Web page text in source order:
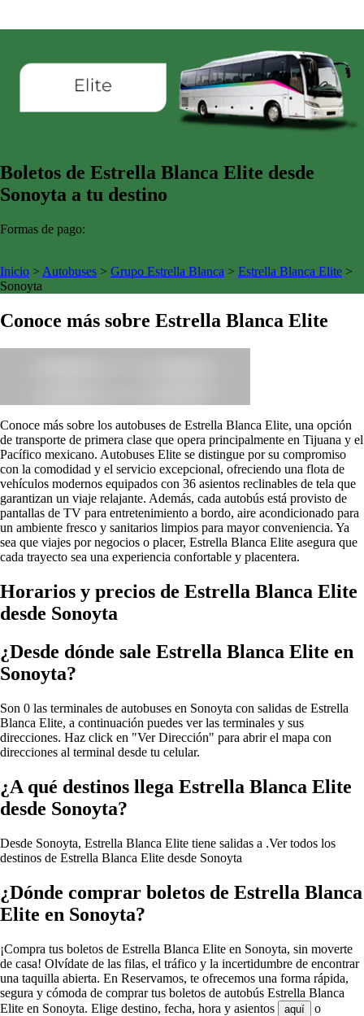
Boletos de Estrella Blanca Elite desde
Sonoyta a tu destino
Formas de pago:
Inicio > Autobuses > Grupo Estrella Blanca > Estrella Blanca Elite >
Sonoyta
Conoce más sobre Estrella Blanca Elite
Conoce más sobre los autobuses de Estrella Blanca Elite, una opción
de transporte de primera clase que opera principalmente en Tijuana y el
Pacífico mexicano. Autobuses Elite se distingue por su compromiso
con la comodidad y el servicio excepcional, ofreciendo una flota de
vehículos modernos equipados con 36 asientos reclinables de tela que
garantizan un viaje relajante. Además, cada autobús está provisto de
pantallas de TV para entretenimiento a bordo, aire acondicionado para
un ambiente fresco y sanitarios limpios para mayor conveniencia. Ya
sea que viajes por negocios o placer, Estrella Blanca Elite asegura que
cada trayecto sea una experiencia confortable y placentera.
Horarios y precios de Estrella Blanca Elite
desde Sonoyta
¿Desde dónde sale Estrella Blanca Elite en
Sonoyta?
Son 0 las terminales de autobuses en Sonoyta con salidas de Estrella
Blanca Elite, a continuación puedes ver las terminales y sus
direcciones. Haz click en "Ver Dirección" para abrir el mapa con
direcciones al terminal desde tu celular.
¿A qué destinos llega Estrella Blanca Elite
desde Sonoyta?
Desde Sonoyta, Estrella Blanca Elite tiene salidas a .Ver todos los
destinos de Estrella Blanca Elite desde Sonoyta
¿Dónde comprar boletos de Estrella Blanca
Elite en Sonoyta?
¡Compra tus boletos de Estrella Blanca Elite en Sonoyta, sin moverte
de casa! Olvídate de las filas, el tráfico y la incertidumbre de encontrar
una taquilla abierta. En Reservamos, te ofrecemos una forma rápida,
segura y cómoda de comprar tus boletos de autobús Estrella Blanca
Elite en Sonoyta. Elige destino, fecha, hora y asientos
aquí
o